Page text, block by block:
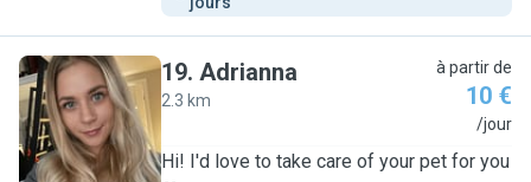
A
19. Adrianna
2.3 km
à partir de
10 €
/jour
Hi! I'd love to take care of your pet for you